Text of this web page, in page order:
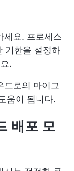
세요. 프로세스
기한을 설정하
.
드로의 마이그
움이 됩니다.
배포 모